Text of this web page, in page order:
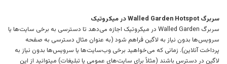
سربرگ Walled Garden Hotspot در میکروتیک
سربرگ Walled Garden در میکروتیک اجازه می‌دهد تا دسترسی به برخی سایت‌ها یا
سرویس‌ها بدون نیاز به لاگین فراهم شود (به عنوان مثال دسترسی به صفحه
پرداخت آنلاین). زمانی که می‌خواهید برخی وب‌سایت‌ها یا سرویس‌ها بدون نیاز به
لاگین در دسترس باشند (مثلاً برای سایت‌های عمومی یا تبلیغات) میتوانید از این